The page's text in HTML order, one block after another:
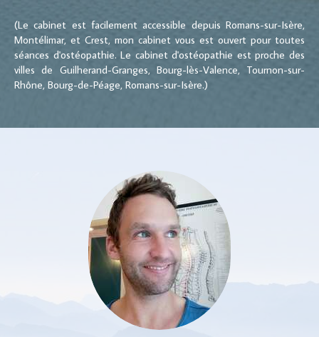
(Le cabinet est facilement accessible depuis Romans-sur-Isère,
Montélimar, et Crest, mon cabinet vous est ouvert pour toutes
séances d'ostéopathie. Le cabinet d'ostéopathie est proche des
villes de Guilherand-Granges, Bourg-lès-Valence, Tournon-sur-
Rhône, Bourg-de-Péage, Romans-sur-Isère.)